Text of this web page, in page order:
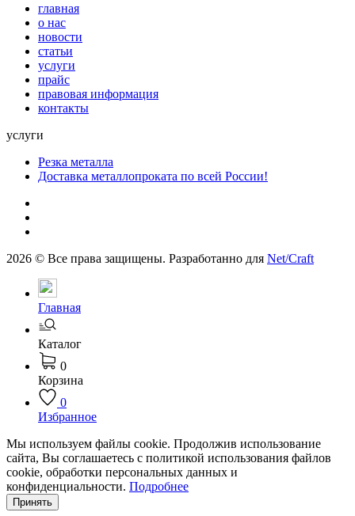
главная
о нас
новости
статьи
услуги
прайс
правовая информация
контакты
услуги
Резка металла
Доставка металлопроката по всей России!
2026 © Все права защищены. Разработанно для Net/Craft
Главная
Каталог
0
Корзина
0
Избранное
Мы используем файлы cookie. Продолжив использование
сайта, Вы соглашаетесь с политикой использования файлов
cookie, обработки персональных данных и
конфиденциальности. Подробнее
Принять